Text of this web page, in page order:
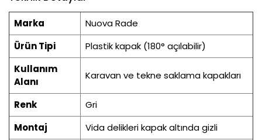
Marka
Nuova Rade
Ürün Tipi
Plastik kapak (180° açılabilir)
Kullanım
Alanı
Karavan ve tekne saklama kapakları
Renk
Gri
Montaj
Vida delikleri kapak altında gizli